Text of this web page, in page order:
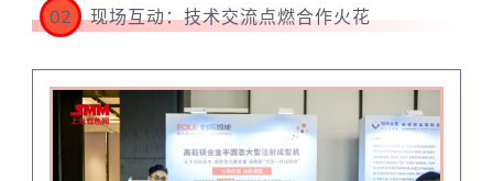
02 现场互动：技术交流点燃合作火花